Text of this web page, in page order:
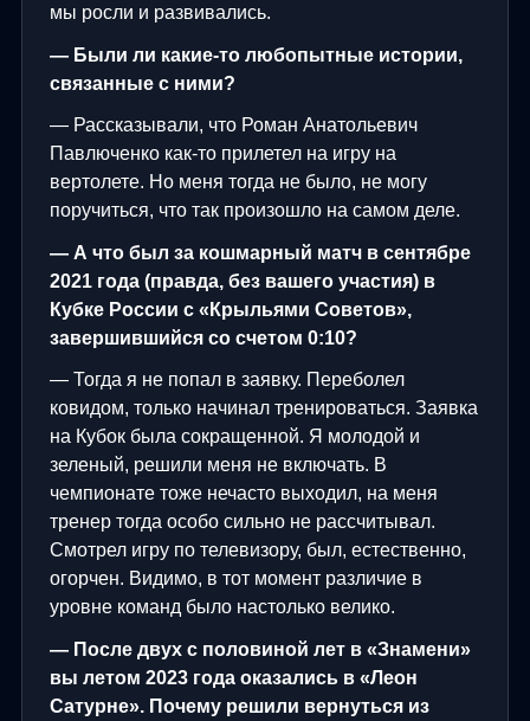
мы росли и развивались.
— Были ли какие-то любопытные истории,
связанные с ними?
— Рассказывали, что Роман Анатольевич
Павлюченко как-то прилетел на игру на
вертолете. Но меня тогда не было, не могу
поручиться, что так произошло на самом деле.
— А что был за кошмарный матч в сентябре
2021 года (правда, без вашего участия) в
Кубке России с «Крыльями Советов»,
завершившийся со счетом 0:10?
— Тогда я не попал в заявку. Переболел
ковидом, только начинал тренироваться. Заявка
на Кубок была сокращенной. Я молодой и
зеленый, решили меня не включать. В
чемпионате тоже нечасто выходил, на меня
тренер тогда особо сильно не рассчитывал.
Смотрел игру по телевизору, был, естественно,
огорчен. Видимо, в тот момент различие в
уровне команд было настолько велико.
— После двух с половиной лет в «Знамени»
вы летом 2023 года оказались в «Леон
Сатурне». Почему решили вернуться из